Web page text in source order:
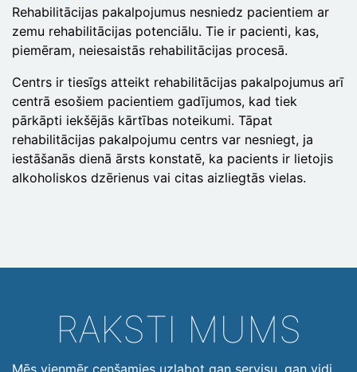
Rehabilitācijas pakalpojumus nesniedz pacientiem ar
zemu rehabilitācijas potenciālu. Tie ir pacienti, kas,
piemēram, neiesaistās rehabilitācijas procesā.
Centrs ir tiesīgs atteikt rehabilitācijas pakalpojumus arī
centrā esošiem pacientiem gadījumos, kad tiek
pārkāpti iekšējās kārtības noteikumi. Tāpat
rehabilitācijas pakalpojumu centrs var nesniegt, ja
iestāšanās dienā ārsts konstatē, ka pacients ir lietojis
alkoholiskos dzērienus vai citas aizliegtās vielas.
RAKSTI MUMS